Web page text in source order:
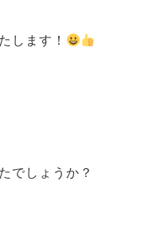
します！
でしょうか？